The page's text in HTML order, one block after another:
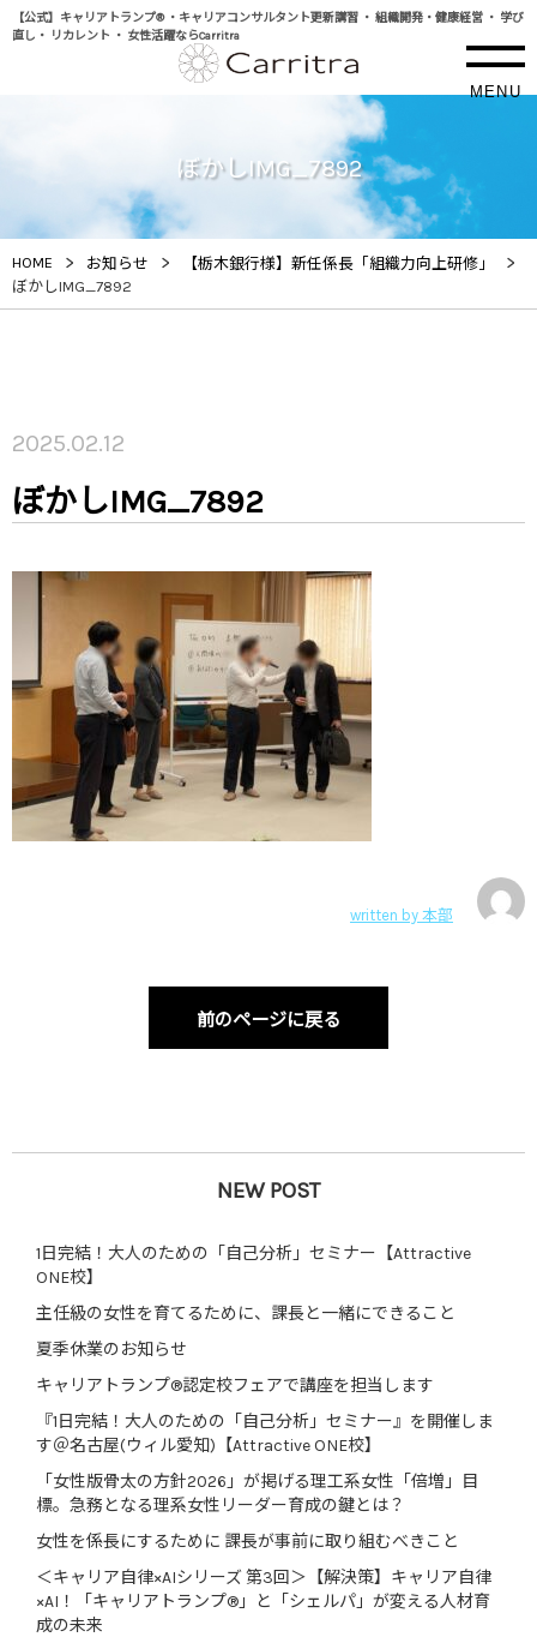
【公式】キャリアトランプ® ・キャリアコンサルタント更新講習 ・ 組織開発・健康経営 ・ 学び
直し・ リカレント ・ 女性活躍ならCarritra
MENU
ぼかしIMG_7892
HOME > お知らせ > 【栃木銀行様】新任係長「組織力向上研修」 >
ぼかしIMG_7892
2025.02.12
ぼかしIMG_7892
written by 本部
前のページに戻る
NEW POST
1日完結！大人のための「自己分析」セミナー【Attractive
ONE校】
主任級の女性を育てるために、課長と一緒にできること
夏季休業のお知らせ
キャリアトランプ®認定校フェアで講座を担当します
『1日完結！大人のための「自己分析」セミナー』を開催しま
す＠名古屋(ウィル愛知)【Attractive ONE校】
「女性版骨太の方針2026」が掲げる理工系女性「倍増」目
標。急務となる理系女性リーダー育成の鍵とは？
女性を係長にするために 課長が事前に取り組むべきこと
＜キャリア自律×AIシリーズ 第3回＞【解決策】キャリア自律
×AI！「キャリアトランプ®」と「シェルパ」が変える人材育
成の未来